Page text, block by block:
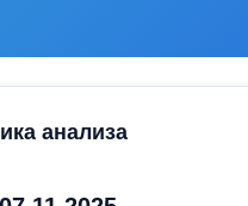
анализа